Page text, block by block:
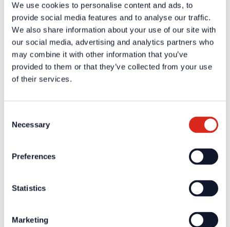
We use cookies to personalise content and ads, to
provide social media features and to analyse our traffic.
We also share information about your use of our site with
our social media, advertising and analytics partners who
may combine it with other information that you’ve
provided to them or that they’ve collected from your use
of their services.
Selection
Necessary
Preferences
Statistics
Marketing
Partnerbereich verfügbar.
Für diepersönlichen Login-Datenist eine einmalige
Registrierung erforderlich.
Ausschreibungstexte
Weiterführende Informationen und Downloads zu unseren
Produkten und Dienstleistungen sind in dem geschützten
Über uns
Produkte
Produktkataloge